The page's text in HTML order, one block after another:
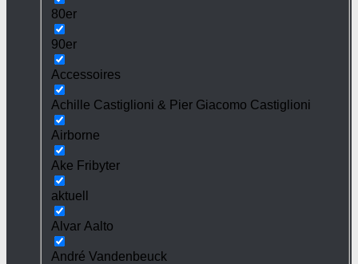
80er
90er
Accessoires
Achille Castiglioni & Pier Giacomo Castiglioni
Airborne
Ake Fribyter
aktuell
Alvar Aalto
André Vandenbeuck